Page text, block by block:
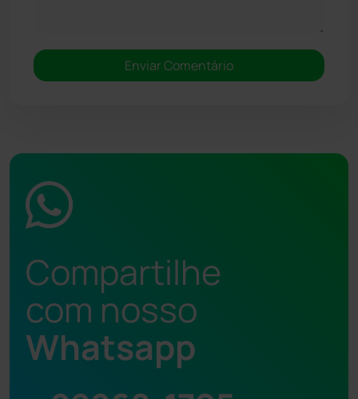
Compartilhe
com nosso
Whatsapp